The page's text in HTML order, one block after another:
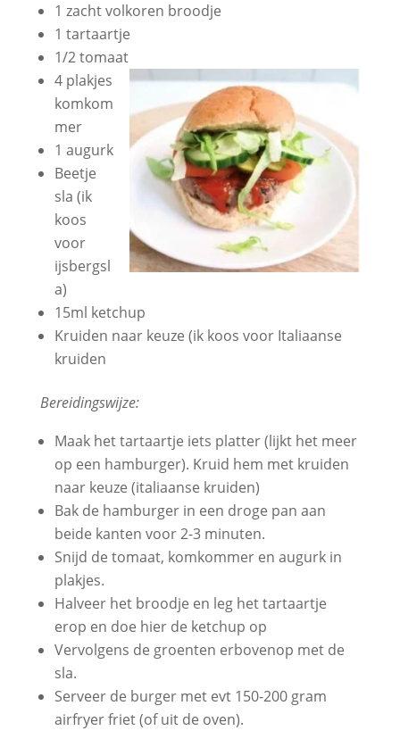
1 zacht volkoren broodje
1 tartaartje
1/2 tomaat
4 plakjes
komkom
mer
1 augurk
Beetje
sla (ik
koos
voor
ijsbergsl
a)
15ml ketchup
Kruiden naar keuze (ik koos voor Italiaanse
kruiden
Bereidingswijze:
Maak het tartaartje iets platter (lijkt het meer
op een hamburger). Kruid hem met kruiden
naar keuze (italiaanse kruiden)
Bak de hamburger in een droge pan aan
beide kanten voor 2-3 minuten.
Snijd de tomaat, komkommer en augurk in
plakjes.
Halveer het broodje en leg het tartaartje
erop en doe hier de ketchup op
Vervolgens de groenten erbovenop met de
sla.
Serveer de burger met evt 150-200 gram
airfryer friet (of uit de oven).